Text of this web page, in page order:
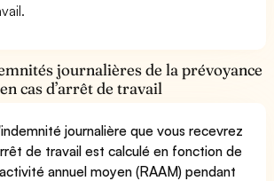
journalières de la prévoyance
cas d’arrêt de travail
journalière que vous recevrez
de travail est calculé en fonction de
annuel moyen (RAAM) pendant